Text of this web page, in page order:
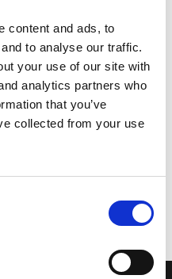
content and ads, to
to analyse our traffic.
your use of our site with
analytics partners who
that you’ve
collected from your use